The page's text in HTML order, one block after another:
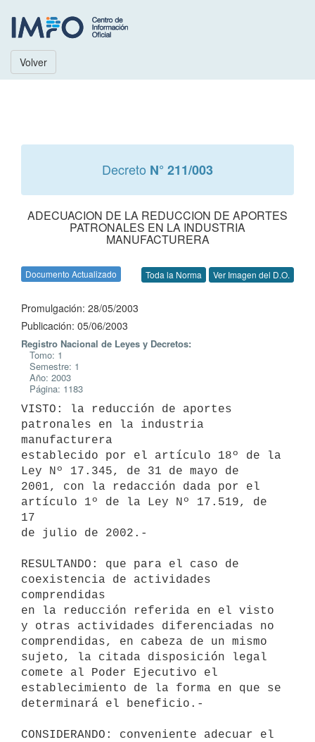
Volver
Decreto N° 211/003
ADECUACION DE LA REDUCCION DE APORTES
PATRONALES EN LA INDUSTRIA
MANUFACTURERA
Documento Actualizado Toda la Norma Ver Imagen del D.O.
Promulgación: 28/05/2003
Publicación: 05/06/2003
Registro Nacional de Leyes y Decretos:
Tomo: 1
Semestre: 1
Año: 2003
Página: 1183
VISTO: la reducción de aportes
patronales en la industria
manufacturera
establecido por el artículo 18º de la
Ley Nº 17.345, de 31 de mayo de
2001, con la redacción dada por el
artículo 1º de la Ley Nº 17.519, de
17
de julio de 2002.-
RESULTANDO: que para el caso de
coexistencia de actividades
comprendidas
en la reducción referida en el visto
y otras actividades diferenciadas no
comprendidas, en cabeza de un mismo
sujeto, la citada disposición legal
comete al Poder Ejecutivo el
establecimiento de la forma en que se
determinará el beneficio.-
CONSIDERANDO: conveniente adecuar el